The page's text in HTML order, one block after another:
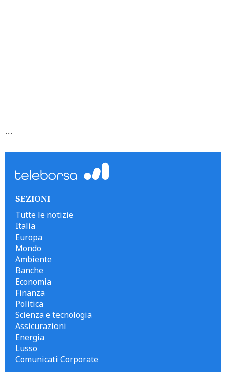
```
SEZIONI
Tutte le notizie
Italia
Europa
Mondo
Ambiente
Banche
Economia
Finanza
Politica
Scienza e tecnologia
Assicurazioni
Energia
Lusso
Comunicati Corporate